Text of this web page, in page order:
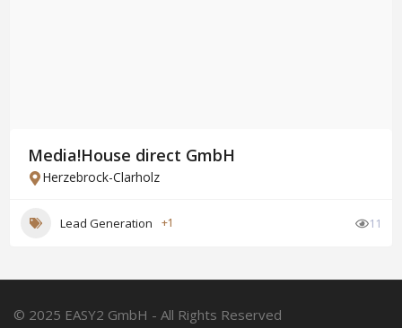
Media!House direct GmbH
Herzebrock-Clarholz
Lead Generation +1 11
© 2025 EASY2 GmbH - All Rights Reserved